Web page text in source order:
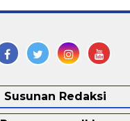
Susunan Redaksi